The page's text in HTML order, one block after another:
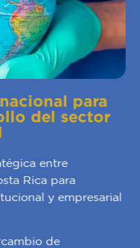
para
del sector
entre
Rica para
y empresarial
de